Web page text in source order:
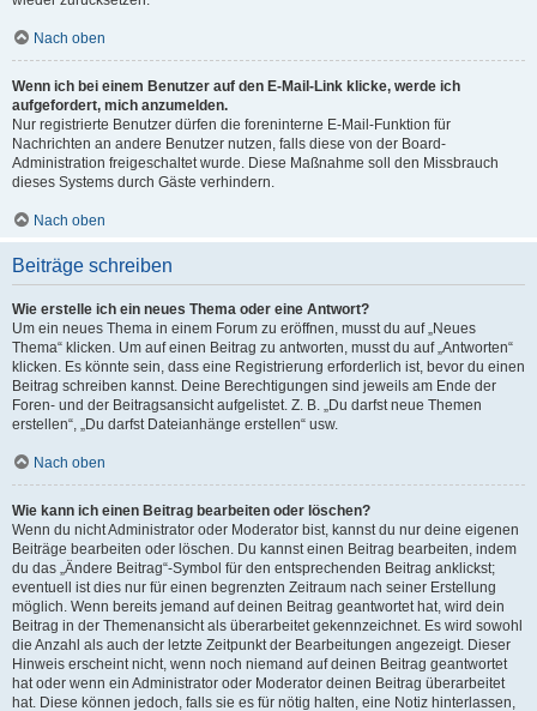
Nach oben
Wenn ich bei einem Benutzer auf den E-Mail-Link klicke, werde ich
aufgefordert, mich anzumelden.
Nur registrierte Benutzer dürfen die foreninterne E-Mail-Funktion für
Nachrichten an andere Benutzer nutzen, falls diese von der Board-
Administration freigeschaltet wurde. Diese Maßnahme soll den Missbrauch
dieses Systems durch Gäste verhindern.
Nach oben
Beiträge schreiben
Wie erstelle ich ein neues Thema oder eine Antwort?
Um ein neues Thema in einem Forum zu eröffnen, musst du auf „Neues
Thema“ klicken. Um auf einen Beitrag zu antworten, musst du auf „Antworten“
klicken. Es könnte sein, dass eine Registrierung erforderlich ist, bevor du einen
Beitrag schreiben kannst. Deine Berechtigungen sind jeweils am Ende der
Foren- und der Beitragsansicht aufgelistet. Z. B. „Du darfst neue Themen
erstellen“, „Du darfst Dateianhänge erstellen“ usw.
Nach oben
Wie kann ich einen Beitrag bearbeiten oder löschen?
Wenn du nicht Administrator oder Moderator bist, kannst du nur deine eigenen
Beiträge bearbeiten oder löschen. Du kannst einen Beitrag bearbeiten, indem
du das „Ändere Beitrag“-Symbol für den entsprechenden Beitrag anklickst;
eventuell ist dies nur für einen begrenzten Zeitraum nach seiner Erstellung
möglich. Wenn bereits jemand auf deinen Beitrag geantwortet hat, wird dein
Beitrag in der Themenansicht als überarbeitet gekennzeichnet. Es wird sowohl
die Anzahl als auch der letzte Zeitpunkt der Bearbeitungen angezeigt. Dieser
Hinweis erscheint nicht, wenn noch niemand auf deinen Beitrag geantwortet
hat oder wenn ein Administrator oder Moderator deinen Beitrag überarbeitet
hat. Diese können jedoch, falls sie es für nötig halten, eine Notiz hinterlassen,